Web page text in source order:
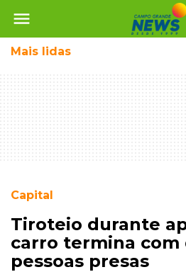
menu
Mais lidas
Capital
Tiroteio durante
carro termina com
pessoas presas